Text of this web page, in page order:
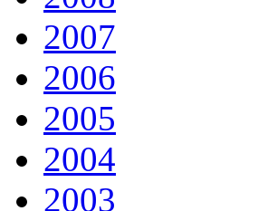
2007
2006
2005
2004
2003